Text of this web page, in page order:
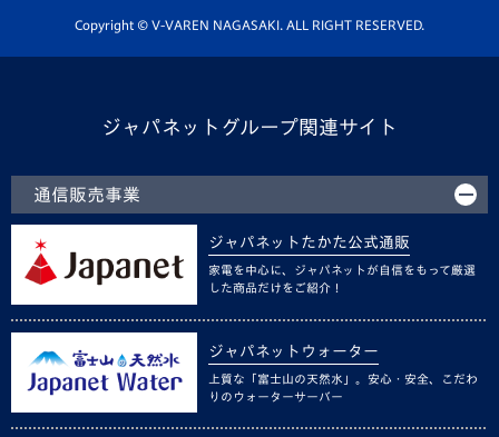
ホームタウン活動
Copyright © V-VAREN NAGASAKI. ALL RIGHT RESERVED.
ジャパネットグループ関連サイト
通信販売事業
ジャパネットたかた公式通販
家電を中心に、ジャパネットが自信をもって厳選
した商品だけをご紹介！
ジャパネットウォーター
上質な「富士山の天然水」。安心・安全、こだわ
りのウォーターサーバー